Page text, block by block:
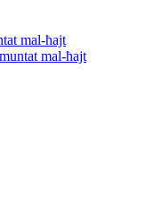
mal-ħajt
mal-ħajt